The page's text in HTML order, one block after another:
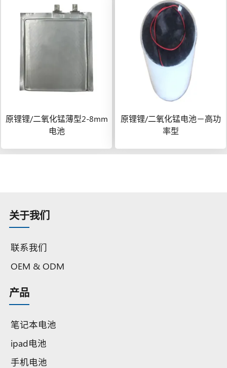
原锂锂/二氧化锰薄型2-8mm
电池
原锂锂/二氧化锰电池－高功
率型
关于我们
联系我们
OEM & ODM
产品
笔记本电池
ipad电池
手机电池